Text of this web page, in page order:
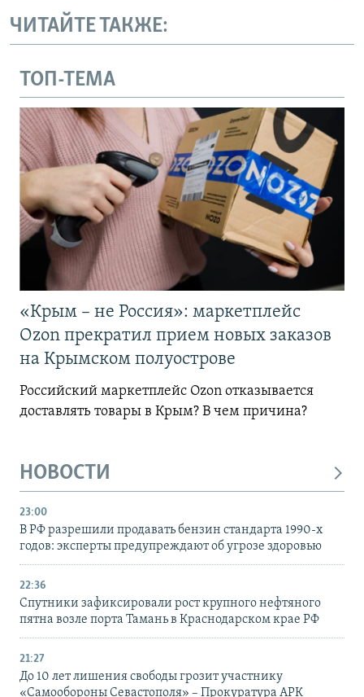
ЧИТАЙТЕ ТАКЖЕ:
ТОП-ТЕМА
«Крым – не Россия»: маркетплейс
Ozon прекратил прием новых заказов
на Крымском полуострове
Российский маркетплейс Ozon отказывается
доставлять товары в Крым? В чем причина?
НОВОСТИ
23:00
В РФ разрешили продавать бензин стандарта 1990-х
годов: эксперты предупреждают об угрозе здоровью
22:36
Спутники зафиксировали рост крупного нефтяного
пятна возле порта Тамань в Краснодарском крае РФ
21:27
До 10 лет лишения свободы грозит участнику
«Самообороны Севастополя» – Прокуратура АРК